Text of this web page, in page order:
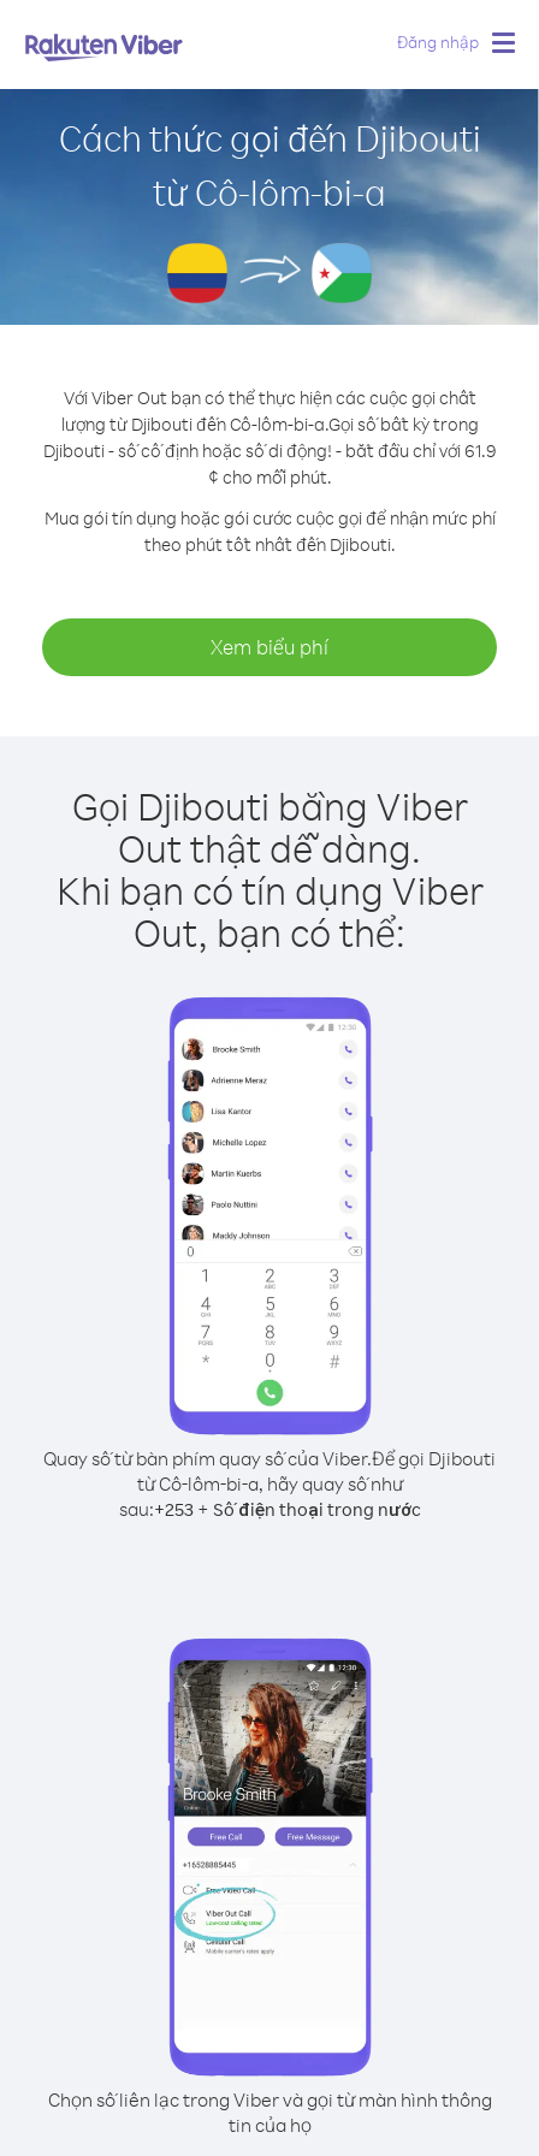
Đăng nhập
Cách thức gọi đến Djibouti
từ Cô-lôm-bi-a
Với Viber Out bạn có thể thực hiện các cuộc gọi chất
lượng từ Djibouti đến Cô-lôm-bi-a.Gọi số bất kỳ trong
Djibouti - số cố định hoặc số di động! - bắt đầu chỉ với 61.9
¢ cho mỗi phút.
Mua gói tín dụng hoặc gói cước cuộc gọi để nhận mức phí
theo phút tốt nhất đến Djibouti.
Xem biểu phí
Gọi Djibouti bằng Viber
Out thật dễ dàng.
Khi bạn có tín dụng Viber
Out, bạn có thể:
Quay số từ bàn phím quay số của Viber.Để gọi Djibouti
từ Cô-lôm-bi-a, hãy quay số như
sau:+253+ Số điện thoại trong nước
Chọn số liên lạc trong Viber và gọi từ màn hình thông
tin của họ